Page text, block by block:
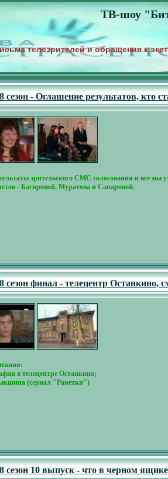
ТВ-шоу
телезрителей и обращения к
сезон - Оглашение результатов, кто
зрительского СМС голосования и все мы
- Багировой, Муратова и Сапаровой.
сезон финал - телецентр
в телецентре Останкино;
(сериал "Ранетки")
сезон 10 выпуск - что в черном